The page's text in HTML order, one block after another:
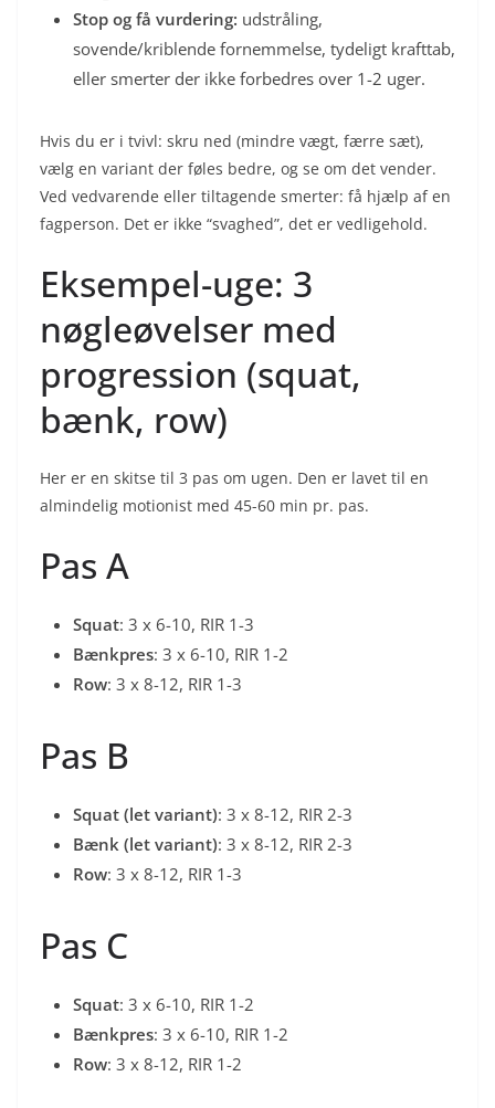
Stop og få vurdering: udstråling,
sovende/kriblende fornemmelse, tydeligt krafttab,
eller smerter der ikke forbedres over 1-2 uger.
Hvis du er i tvivl: skru ned (mindre vægt, færre sæt),
vælg en variant der føles bedre, og se om det vender.
Ved vedvarende eller tiltagende smerter: få hjælp af en
fagperson. Det er ikke “svaghed”, det er vedligehold.
Eksempel-uge: 3
nøgleøvelser med
progression (squat,
bænk, row)
Her er en skitse til 3 pas om ugen. Den er lavet til en
almindelig motionist med 45-60 min pr. pas.
Pas A
Squat: 3 x 6-10, RIR 1-3
Bænkpres: 3 x 6-10, RIR 1-2
Row: 3 x 8-12, RIR 1-3
Pas B
Squat (let variant): 3 x 8-12, RIR 2-3
Bænk (let variant): 3 x 8-12, RIR 2-3
Row: 3 x 8-12, RIR 1-3
Pas C
Squat: 3 x 6-10, RIR 1-2
Bænkpres: 3 x 6-10, RIR 1-2
Row: 3 x 8-12, RIR 1-2